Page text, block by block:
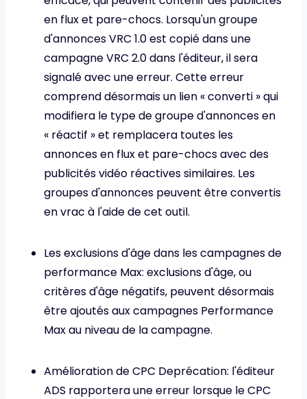
en flux et pare-chocs. Lorsqu'un groupe
d'annonces VRC 1.0 est copié dans une
campagne VRC 2.0 dans l'éditeur, il sera
signalé avec une erreur. Cette erreur
comprend désormais un lien « converti » qui
modifiera le type de groupe d'annonces en
« réactif » et remplacera toutes les
annonces en flux et pare-chocs avec des
publicités vidéo réactives similaires. Les
groupes d'annonces peuvent être convertis
en vrac à l'aide de cet outil.
Les exclusions d'âge dans les campagnes de
performance Max: exclusions d'âge, ou
critères d'âge négatifs, peuvent désormais
être ajoutés aux campagnes Performance
Max au niveau de la campagne.
Amélioration de CPC Deprécation: l'éditeur
ADS rapportera une erreur lorsque le CPC